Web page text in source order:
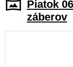
Piatok
záberov